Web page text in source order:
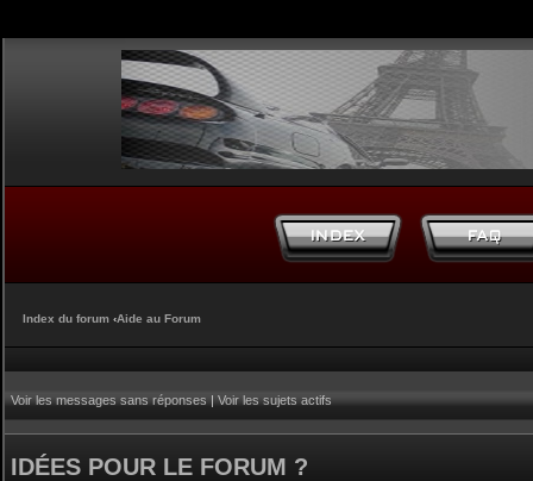
Index du forum ‹Aide au Forum
Voir les messages sans réponses|Voir les sujets actifs
IDÉES POUR LE FORUM ?